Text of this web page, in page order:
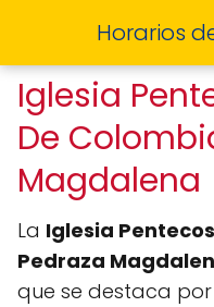
Horarios
Iglesia
De
Magdalena
La Iglesia
Pedraza
que se destaca